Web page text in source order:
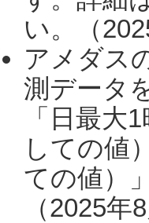
い。（
アメダス
測データ
「日最大
しての値
ての値）
（2025年